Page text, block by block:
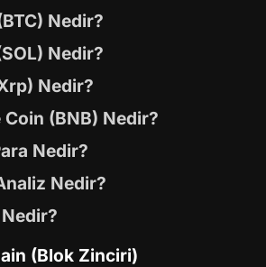
Nedir?
Nedir?
Nedir?
Coin (BNB) Nedir?
Nedir?
Nedir?
(Blok Zinciri)